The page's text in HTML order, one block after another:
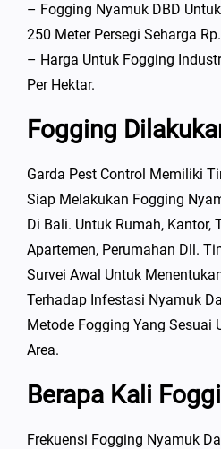
– Fogging Nyamuk DBD
250 Meter Persegi Seharga
– Harga Untuk Fogging
Per Hektar.
Fogging
Garda Pest Control Memiliki
Siap Melakukan Fogging
Di Bali. Untuk Rumah, Kantor,
Apartemen, Perumahan Dll.
Survei Awal Untuk
Terhadap Infestasi Nyamuk
Metode Fogging Yang Sesuai
Area.
Berapa Kali
Frekuensi Fogging Nyamuk